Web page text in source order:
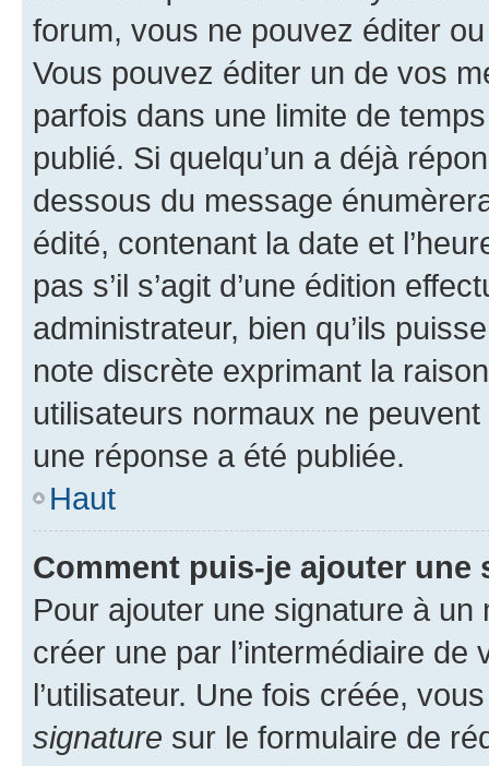
forum, vous ne pouvez éditer
Vous pouvez éditer un de vos
parfois dans une limite de
publié. Si quelqu’un a déjà
dessous du message
édité, contenant la date et
pas s’il s’agit d’une édition
administrateur, bien qu’ils
note discrète exprimant la
utilisateurs normaux ne
une réponse a été publiée.
Haut
Comment puis-je ajouter une
Pour ajouter une signature à un
créer une par l’intermédiaire
l’utilisateur. Une fois créée,
signature sur le formulaire de